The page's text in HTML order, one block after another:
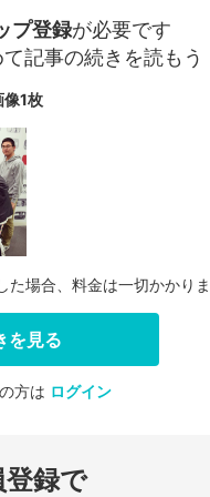
プ登録が必要です
て記事の続きを読もう
像1枚
場合、料金は一切かかり
を見る
方は ログイン
録で